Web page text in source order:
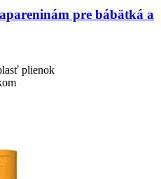
pre bábätká a
plienok